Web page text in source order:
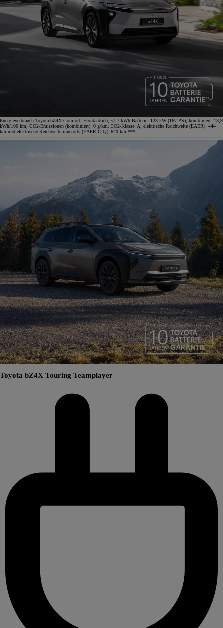
Energieverbrauch Toyota bZ4X Comfort, Frontantrieb, 57,7-kWh-Batterie, 123 kW (167 PS), kombiniert: 13,9
kWh/100 km; CO2-Emissionen (kombiniert): 0 g/km. CO2-Klasse: A; elektrische Reichweite (EAER): 444
km und elektrische Reichweite innerorts (EAER City): 640 km.***
Toyota bZ4X Touring Teamplayer